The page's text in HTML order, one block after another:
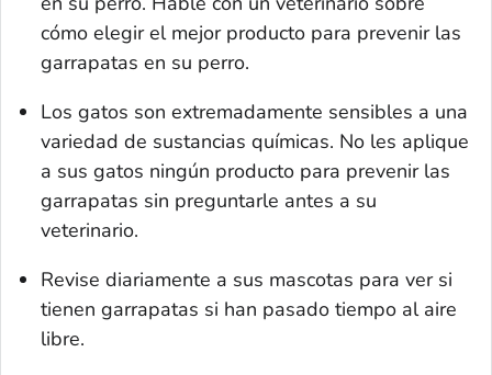
cómo elegir el mejor producto para prevenir las
garrapatas en su perro.
Los gatos son extremadamente sensibles a una
variedad de sustancias químicas. No les aplique
a sus gatos ningún producto para prevenir las
garrapatas sin preguntarle antes a su
veterinario.
Revise diariamente a sus mascotas para ver si
tienen garrapatas si han pasado tiempo al aire
libre.